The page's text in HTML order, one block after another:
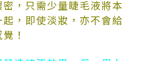
，只需少量睫毛液將本
，即使淡妝，亦不會給
！